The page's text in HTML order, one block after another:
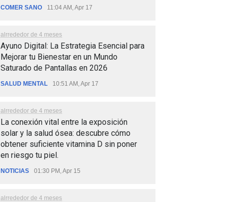
COMER SANO 11:04 AM, Apr 17
alrrededor de 4 meses
Ayuno Digital: La Estrategia Esencial para
Mejorar tu Bienestar en un Mundo
Saturado de Pantallas en 2026
SALUD MENTAL 10:51 AM, Apr 17
alrrededor de 4 meses
La conexión vital entre la exposición
solar y la salud ósea: descubre cómo
obtener suficiente vitamina D sin poner
en riesgo tu piel.
NOTICIAS 01:30 PM, Apr 15
alrrededor de 4 meses